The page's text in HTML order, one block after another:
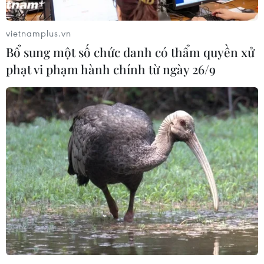
Nhà thầu thi công thảm bêtông nhựa nền đường một tuyến cao
tốc Bắc - Nam phía Đông. (Ảnh: Khánh Hùng/Vietnam+)
Bộ Xây dựng yêu cầu ban quản lý dự án, đơn vị
tư vấn tiếp tục nghiên cứu giải pháp kỹ thuật
bảo đảm tận dụng tối đa các hạng mục đã đầu
vietnamplus.vn
Bổ sung một số chức danh có thẩm quyền xử
phạt vi phạm hành chính từ ngày 26/9